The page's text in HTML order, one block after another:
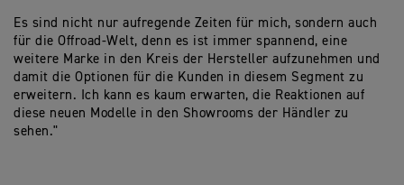
Es sind nicht nur aufregende Zeiten für mich, sondern auch
für die Offroad-Welt, denn es ist immer spannend, eine
weitere Marke in den Kreis der Hersteller aufzunehmen und
damit die Optionen für die Kunden in diesem Segment zu
erweitern. Ich kann es kaum erwarten, die Reaktionen auf
diese neuen Modelle in den Showrooms der Händler zu
sehen."